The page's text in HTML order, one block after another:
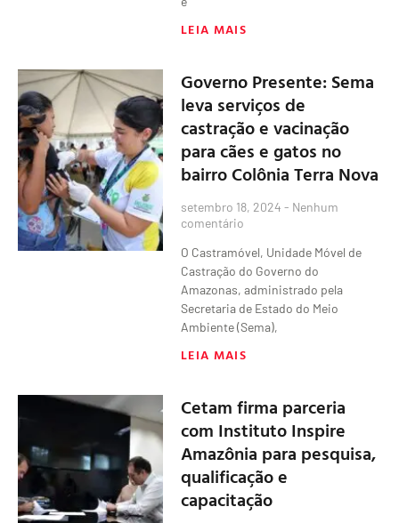
LEIA MAIS
Governo Presente: Sema
leva serviços de
castração e vacinação
para cães e gatos no
bairro Colônia Terra Nova
setembro 18, 2024 Nenhum
comentário
O Castramóvel, Unidade Móvel de
Castração do Governo do
Amazonas, administrado pela
Secretaria de Estado do Meio
Ambiente (Sema),
LEIA MAIS
Cetam firma parceria
com Instituto Inspire
Amazônia para pesquisa,
qualificação e
capacitação